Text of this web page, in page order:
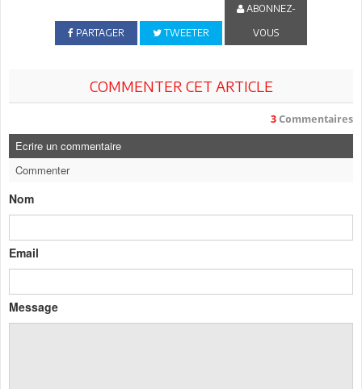
PARTAGER TWEETER
ABONNEZ-
VOUS
COMMENTER CET ARTICLE
3 Commentaires
Ecrire un commentaire
Commenter
Nom
Email
Message